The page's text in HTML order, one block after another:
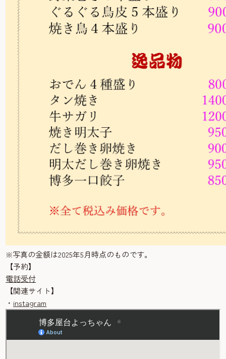
※写真の金額は2025年5月時点のものです。
【予約】
電話受付
【関連サイト】
・ instagram